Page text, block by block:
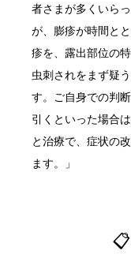
者さまが多くいら
が、膨疹が時間と
疹を、露出部位の
虫刺されをまず疑
す。ご自身での判
引くといった場合
と治療で、症状の
ます。」